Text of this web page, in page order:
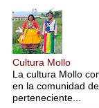
Cultura Mollo
La cultura Mollo
en la comunidad
perteneciente...